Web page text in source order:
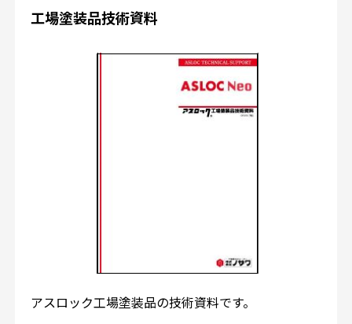
工場塗装品技術資料
アスロック工場塗装品の技術資料です。